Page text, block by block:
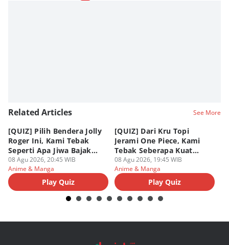
Related Articles See More
[QUIZ] Pilih Bendera Jolly
Roger Ini, Kami Tebak
Seperti Apa Jiwa Bajak
Laut Dalam Dirimu
08 Agu 2026, 20:45 WIB
Anime & Manga
Play Quiz
[QUIZ] Dari Kru Topi
Jerami One Piece, Kami
Tebak Seberapa Kuat
Mentalmu
08 Agu 2026, 19:45 WIB
Anime & Manga
Play Quiz